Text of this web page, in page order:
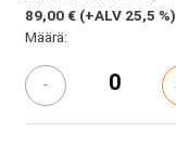
89,00 € (+ALV 25,5 %)
Määrä:
-